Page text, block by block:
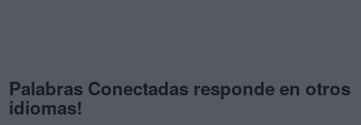
Palabras Conectadas responde en otros
idiomas!